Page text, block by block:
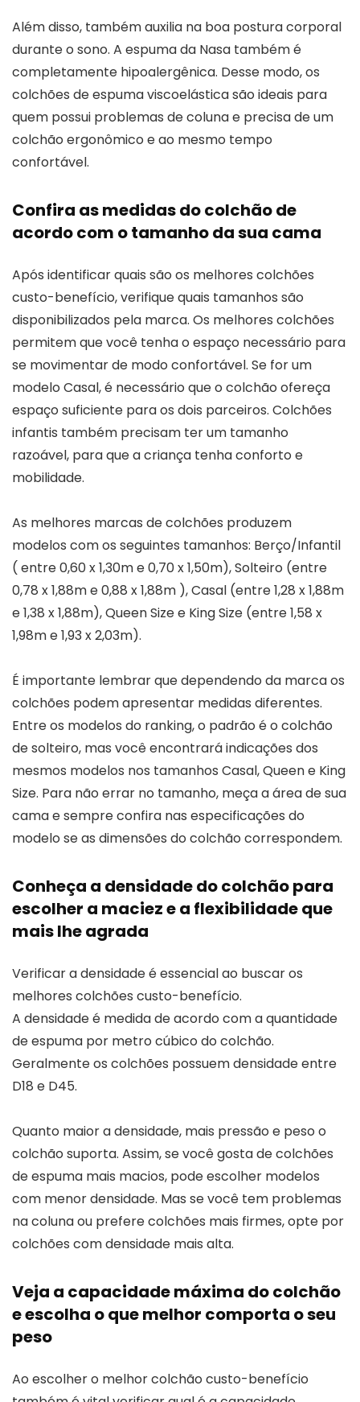
Além disso, também auxilia na boa postura corporal
durante o sono. A espuma da Nasa também é
completamente hipoalergênica. Desse modo, os
colchões de espuma viscoelástica são ideais para
quem possui problemas de coluna e precisa de um
colchão ergonômico e ao mesmo tempo
confortável.
Confira as medidas do colchão de
acordo com o tamanho da sua cama
Após identificar quais são os melhores colchões
custo-benefício, verifique quais tamanhos são
disponibilizados pela marca. Os melhores colchões
permitem que você tenha o espaço necessário para
se movimentar de modo confortável. Se for um
modelo Casal, é necessário que o colchão ofereça
espaço suficiente para os dois parceiros. Colchões
infantis também precisam ter um tamanho
razoável, para que a criança tenha conforto e
mobilidade.
As melhores marcas de colchões produzem
modelos com os seguintes tamanhos: Berço/Infantil
( entre 0,60 x 1,30m e 0,70 x 1,50m), Solteiro (entre
0,78 x 1,88m e 0,88 x 1,88m ), Casal (entre 1,28 x 1,88m
e 1,38 x 1,88m), Queen Size e King Size (entre 1,58 x
1,98m e 1,93 x 2,03m).
É importante lembrar que dependendo da marca os
colchões podem apresentar medidas diferentes.
Entre os modelos do ranking, o padrão é o colchão
de solteiro, mas você encontrará indicações dos
mesmos modelos nos tamanhos Casal, Queen e King
Size. Para não errar no tamanho, meça a área de sua
cama e sempre confira nas especificações do
modelo se as dimensões do colchão correspondem.
Conheça a densidade do colchão para
escolher a maciez e a flexibilidade que
mais lhe agrada
Verificar a densidade é essencial ao buscar os
melhores colchões custo-benefício.
A densidade é medida de acordo com a quantidade
de espuma por metro cúbico do colchão.
Geralmente os colchões possuem densidade entre
D18 e D45.
Quanto maior a densidade, mais pressão e peso o
colchão suporta. Assim, se você gosta de colchões
de espuma mais macios, pode escolher modelos
com menor densidade. Mas se você tem problemas
na coluna ou prefere colchões mais firmes, opte por
colchões com densidade mais alta.
Veja a capacidade máxima do colchão
e escolha o que melhor comporta o seu
peso
Ao escolher o melhor colchão custo-benefício